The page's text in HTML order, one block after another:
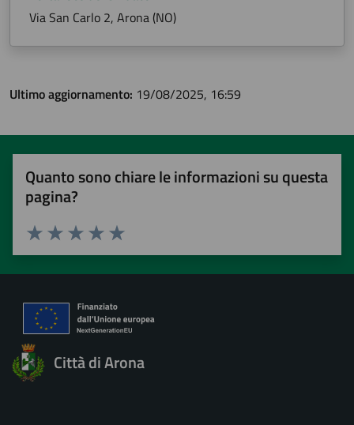
Via San Carlo 2, Arona (NO)
Ultimo aggiornamento: 19/08/2025, 16:59
Quanto sono chiare le informazioni su questa
pagina?
Valuta 5 stelle su 5
Valuta 4 stelle su 5
Valuta 3 stelle su 5
Valuta 2 stelle su 5
Valuta 1 stelle su 5
Città di Arona